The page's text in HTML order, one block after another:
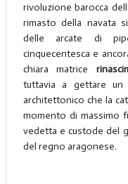
rivoluzione barocca
rimasto della navata
delle arcate di
cinquecentesca e
chiara matrice
tuttavia a gettare
architettonico che la
momento di massimo
vedetta e custode del
del regno aragonese.